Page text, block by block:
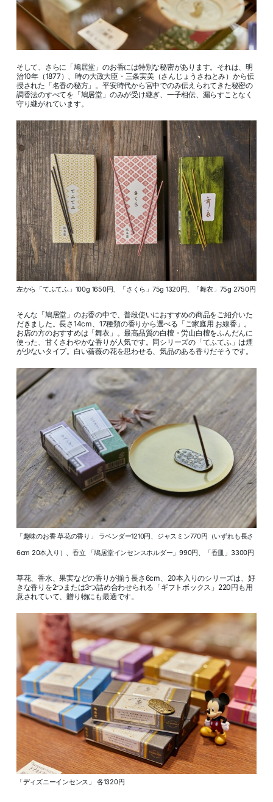
そして、さらに「鳩居堂」のお香には特別な秘密があります。それは、明
治10年（1877）、時の大政大臣・三条実美（さんじょうさねとみ）から伝
授された「名香の秘方」。平安時代から宮中でのみ伝えられてきた秘密の
調香法のすべてを「鳩居堂」のみが受け継ぎ、一子相伝、漏らすことなく
守り継がれています。
左から「てふてふ」100g 1650円、「さくら」75g 1320円、「舞衣」75g 2750円
そんな「鳩居堂」のお香の中で、普段使いにおすすめの商品をご紹介いた
だきました。長さ14cm、17種類の香りから選べる「ご家庭用 お線香」。
お店の方のおすすめは「舞衣」。最高品質の白檀・労山白檀をふんだんに
使った、甘くさわやかな香りが人気です。同シリーズの「てふてふ」は煙
が少ないタイプ。白い薔薇の花を思わせる、気品のある香りだそうです。
「趣味のお香 草花の香り」 ラベンダー1210円、ジャスミン770円（いずれも長さ
6cm 20本入り）、香立 「鳩居堂インセンスホルダー」990円、「香皿」3300円
草花、香水、果実などの香りが揃う長さ6cm、20本入りのシリーズは、好
きな香りを2つまたは3つ詰め合わせられる「ギフトボックス」220円も用
意されていて、贈り物にも最適です。
「ディズニーインセンス」 各1320円